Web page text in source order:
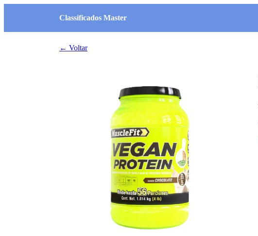
Classificados Master
← Voltar